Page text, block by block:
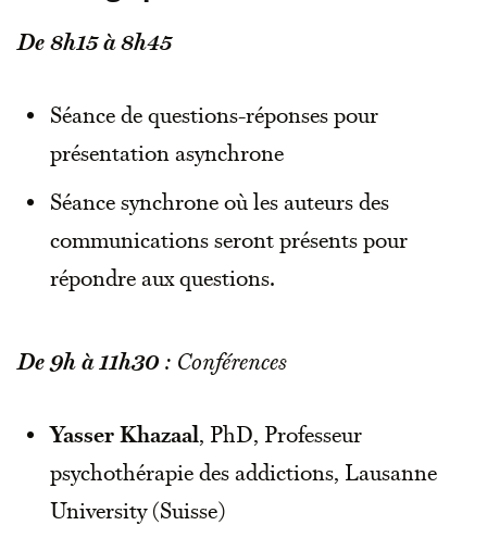
De 8h15 à 8h45
Séance de questions-réponses pour
présentation asynchrone
Séance synchrone où les auteurs des
communications seront présents pour
répondre aux questions.
De 9h à 11h30 : Conférences
Yasser Khazaal, PhD, Professeur
psychothérapie des addictions, Lausanne
University (Suisse)